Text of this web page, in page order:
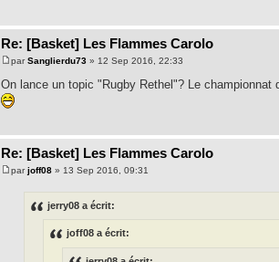
Re: [Basket] Les Flammes Carolo
parSanglierdu73 » 12 Sep 2016, 22:33
On lance un topic "Rugby Rethel"? Le
Re: [Basket] Les Flammes Carolo
parjoff08 » 13 Sep 2016, 09:31
jerry08 a écrit:
joff08 a écrit: